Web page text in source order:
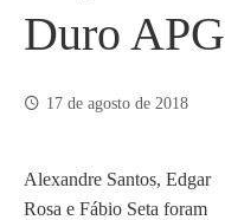
Duro APG
17 de agosto de 2018
Alexandre Santos, Edgar
Rosa e Fábio Seta foram